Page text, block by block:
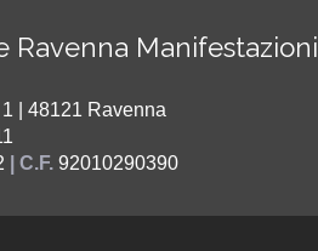
Ravenna Manifestazioni
| 48121 Ravenna
| C.F. 92010290390